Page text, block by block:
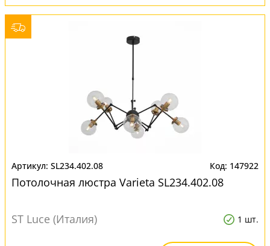
SL234.402.08 147922
Потолочная люстра Varieta SL234.402.08
ST Luce (Италия) 1 шт.